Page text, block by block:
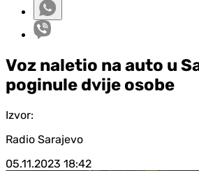
Voz naletio na auto u
poginule dvije osobe
Izvor:
Radio Sarajevo
05.11.2023 18:42